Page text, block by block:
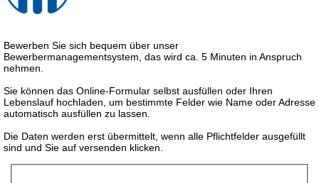
Bewerben Sie sich bequem über unser
Bewerbermanagementsystem, das wird ca. 5 Minuten in Anspruch
nehmen.
Sie können das Online-Formular selbst ausfüllen oder Ihren
Lebenslauf hochladen, um bestimmte Felder wie Name oder Adresse
automatisch ausfüllen zu lassen.
Die Daten werden erst übermittelt, wenn alle Pflichtfelder ausgefüllt
sind und Sie auf versenden klicken.